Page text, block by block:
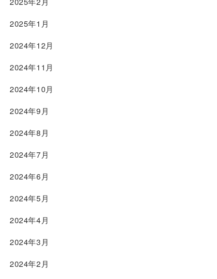
2025年1月
2024年12月
2024年11月
2024年10月
2024年9月
2024年8月
2024年7月
2024年6月
2024年5月
2024年4月
2024年3月
2024年2月